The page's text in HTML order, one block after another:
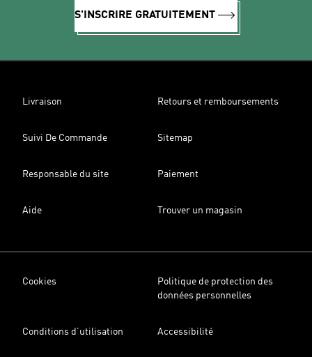
S'INSCRIRE GRATUITEMENT
Livraison Retours et remboursements
Suivi De Commande Sitemap
Responsable du site Paiement
Aide Trouver un magasin
Cookies
Politique de protection des
données personnelles
Conditions d’utilisation Accessibilité